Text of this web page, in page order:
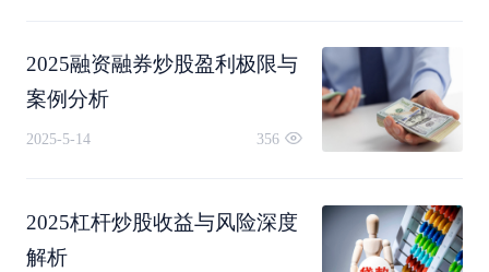
2025融资融券炒股盈利极限与
案例分析
2025-5-14 356
2025杠杆炒股收益与风险深度
解析